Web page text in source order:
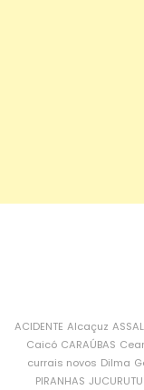
ACIDENTE Alcaçuz
Caicó CARAÚBAS
currais novos Dilma
PIRANHAS JUCURUTU